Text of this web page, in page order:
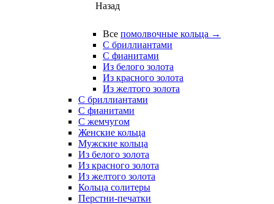
Назад
Все помолвочные кольца →
С бриллиантами
С фианитами
Из белого золота
Из красного золота
Из желтого золота
С бриллиантами
С фианитами
С жемчугом
Женские кольца
Мужские кольца
Из белого золота
Из красного золота
Из желтого золота
Кольца солитеры
Перстни-печатки